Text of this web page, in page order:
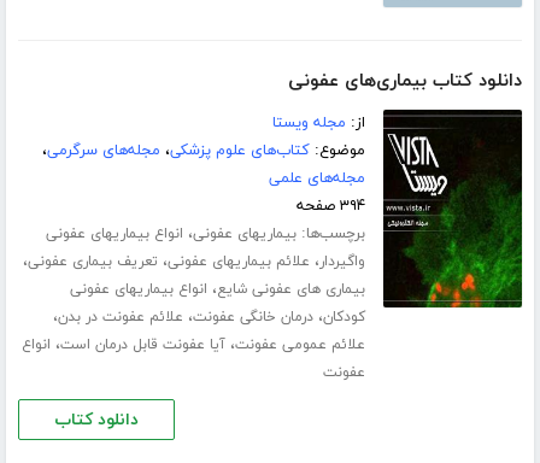
دانلود کتاب بیماری‌های عفونی
از: مجله ویستا
موضوع:کتاب‌های علوم پزشکی، مجله‌های سرگرمی،
مجله‌های علمی
۳۹۴ صفحه
برچسب‌ها:بیماریهای عفونی، انواع بیماریهای عفونی
واگیردار، علائم بیماریهای عفونی، تعریف بیماری عفونی،
بیماری های عفونی شایع، انواع بیماریهای عفونی
کودکان،درمان خانگی عفونت، علائم عفونت در بدن،
علائم عمومی عفونت،آیا عفونت قابل درمان است، انواع
عفونت
دانلود کتاب